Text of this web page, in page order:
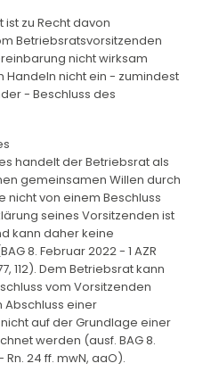
zu Recht davon
Betriebsratsvorsitzenden
nicht wirksam
Handeln nicht ein - zumindest
- Beschluss des
handelt der Betriebsrat als
gemeinsamen Willen durch
nicht von einem Beschluss
seines Vorsitzenden ist
kann daher keine
8. Februar 2022 - 1 AZR
112). Dem Betriebsrat kann
vom Vorsitzenden
einer
auf der Grundlage einer
werden (ausf. BAG 8.
Rn. 24 ff. mwN, aaO).